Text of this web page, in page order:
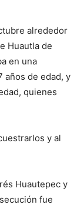
alrededor
Huautla de
en una
años de edad, y
quienes
y al
Huautepec y
fue